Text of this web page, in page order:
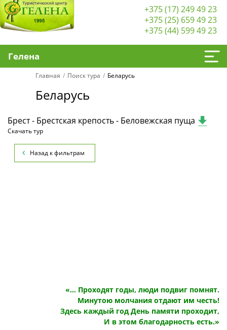
+375 (17) 249 49 23
+375 (25) 659 49 23
+375 (44) 599 49 23
Гелена
Главная Поиск тура Беларусь
Беларусь
Брест - Брестская крепость - Беловежская пуща
Скачать тур
Назад к фильтрам
«… Проходят годы, люди подвиг помнят.
Минутою молчания отдают им честь!
Здесь каждый год День памяти проходит,
И в этом благодарность есть.»